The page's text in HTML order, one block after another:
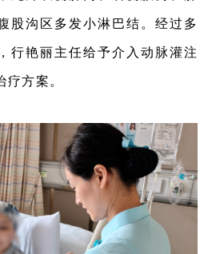
股沟区多发小淋巴结。经过多
行艳丽主任给予介入动脉灌注
方案。